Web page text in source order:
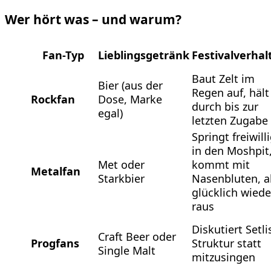
Wer hört was – und warum?
Fan-Typ Lieblingsgetränk
Rockfan
Bier (aus der
Dose, Marke
egal)
Baut Zelt im
Regen auf, hält
durch bis zur
letzten Zugabe
Metalfan
Met oder
Starkbier
Springt
in den
kommt mit
Nasenbluten,
glücklich
raus
Progfans
Craft Beer oder
Single Malt
Diskutiert
Struktur statt
mitzusingen